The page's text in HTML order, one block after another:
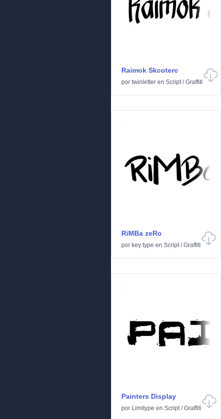
Raimok Skcoterc
por twinletter en Script/Graffiti
RiMBa zeRo
por key type en Script/Graffiti
Painters Display
por Limitype en Script/Graffiti